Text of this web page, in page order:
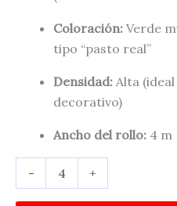
Coloración: Verde
tipo “pasto real”
Densidad: Alta
decorativo)
Ancho del rollo: 4 m
-
Ornamental
+